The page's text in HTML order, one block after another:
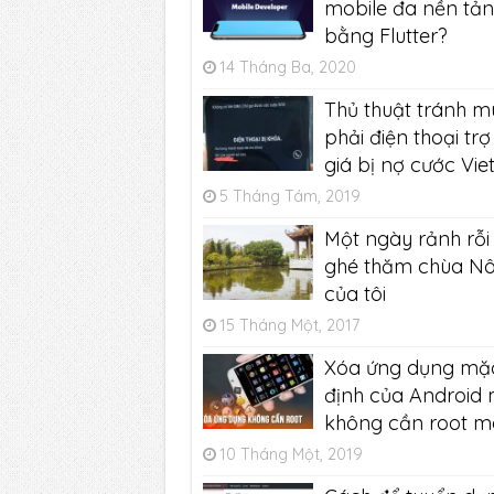
mobile đa nền
bằng Flutter?
14 Tháng Ba, 2020
Thủ thuật tránh
phải điện thoại trợ
giá bị nợ cước
5 Tháng Tám, 2019
Một ngày rảnh rỗi
ghé thăm chùa
của tôi
15 Tháng Một, 2017
Xóa ứng dụng
định của Android
không cần root
10 Tháng Một, 2019